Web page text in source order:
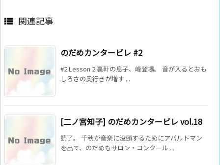
 関連記事
のだめカンタービレ #2
#2 Lesson 2 裏軒の息子、峰登場。 音が入るとおも
しろさの奥行きが増す ...
[二ノ宮知子] のだめカンタービレ vol.18
読了。 千秋が音楽に没頭するためにアパルトマン
を出て、のだめもサロン・コンクール ...